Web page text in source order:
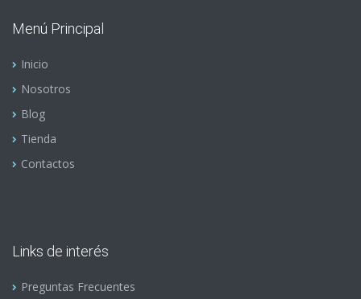
Menú Principal
Inicio
Nosotros
Blog
Tienda
Contactos
Links de interés
Preguntas Frecuentes